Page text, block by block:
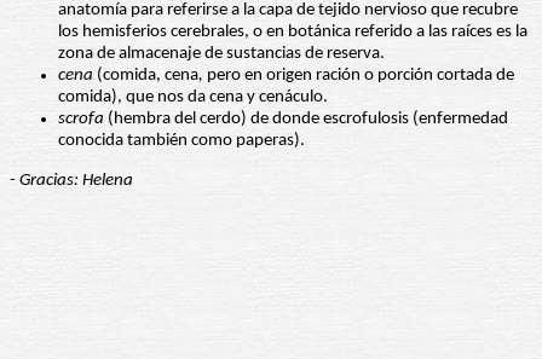
anatomía para referirse a la capa de tejido nervioso que recubre
los hemisferios cerebrales, o en botánica referido a las raíces es la
zona de almacenaje de sustancias de reserva.
cena (comida, cena, pero en origen ración o porción cortada de
comida), que nos da cena y cenáculo.
scrofa (hembra del cerdo) de donde escrofulosis (enfermedad
conocida también como paperas).
- Gracias: Helena